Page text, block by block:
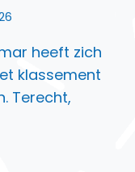
heeft zich
klassement
Terecht,